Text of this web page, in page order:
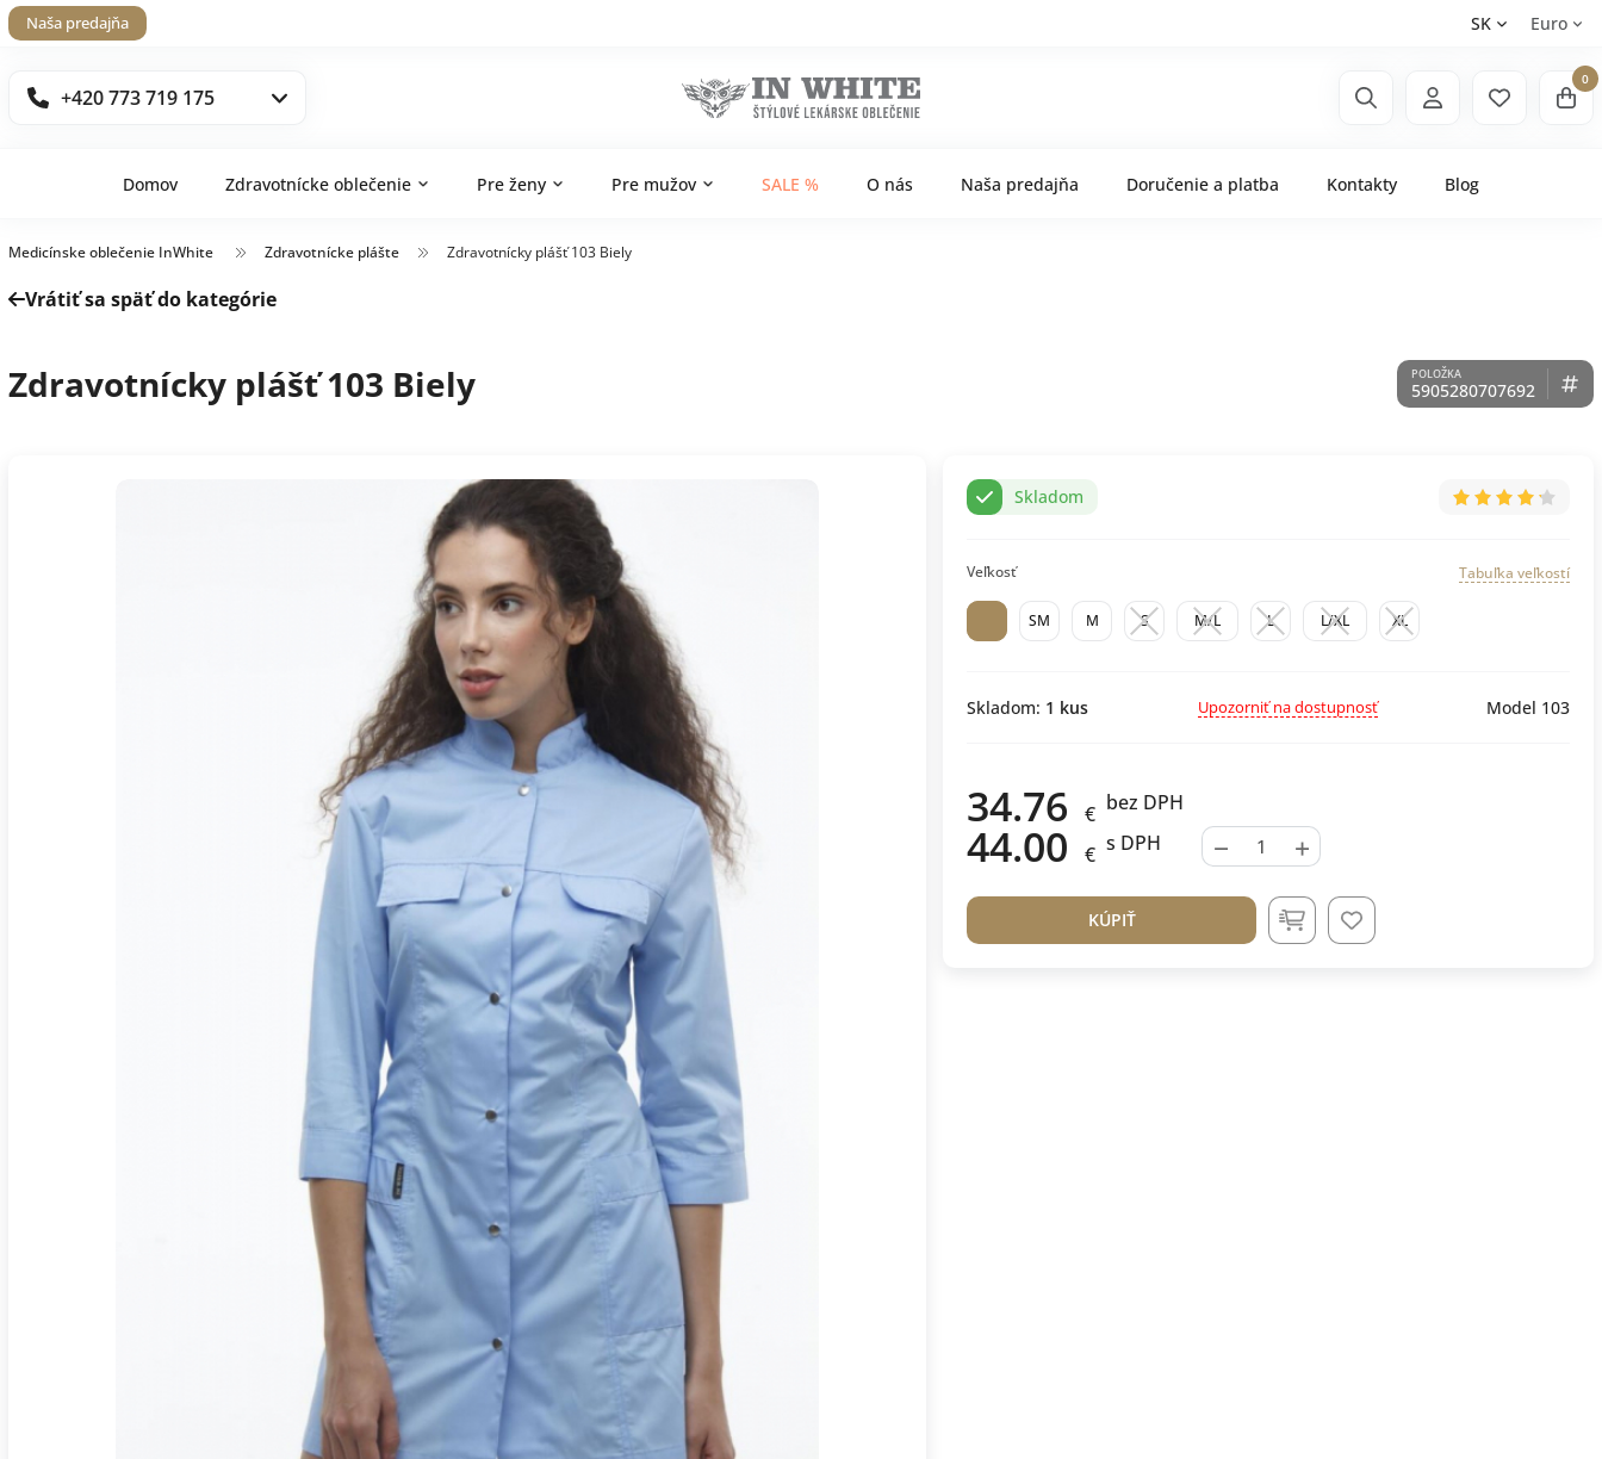
Naša predajňa SK Euro
+420 773 719 175
0
Domov Zdravotnícke oblečenie Pre ženy Pre mužov SALE % O nás Naša predajňa Doručenie a platba Kontakty Blog
Medicínske oblečenie InWhite Zdravotnícke plášte Zdravotnícky plášť 103 Biely
Vrátiť sa späť do kategórie
Zdravotnícky plášť 103 Biely 5905280707692
Skladom
Veľkosť Tabuľka veľkostí
SM M S M/L L L/XL XL
Skladom: 1 kus Upozorniť na dostupnosť Model 103
34.76 € bez DPH
44.00 € s DPH − +
KÚPIŤ